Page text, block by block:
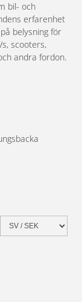
bil- och
erfarenhet
belysning för
scooters,
andra fordon.